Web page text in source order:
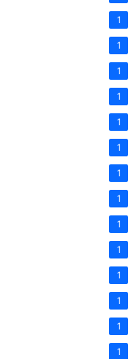
1
1
1
1
1
1
1
1
1
1
1
1
1
1